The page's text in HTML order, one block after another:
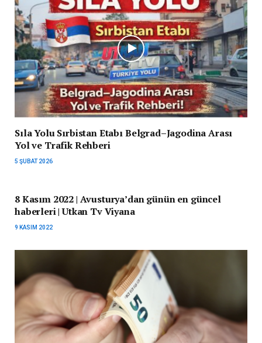
Sıla Yolu Sırbistan Etabı Belgrad–Jagodina Arası
Yol ve Trafik Rehberi
5 ŞUBAT 2026
8 Kasım 2022 | Avusturya’dan günün en güncel
haberleri | Utkan Tv Viyana
9 KASIM 2022